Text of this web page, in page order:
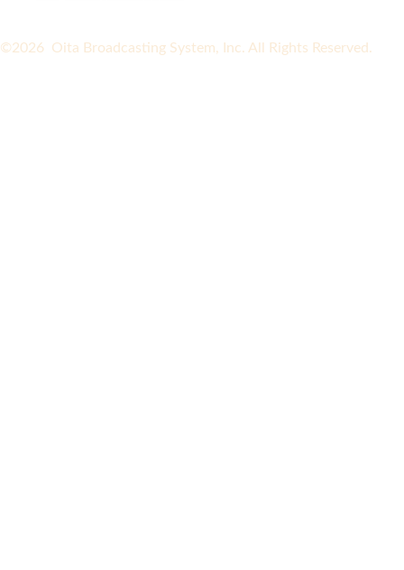
©2026 Oita Broadcasting System, Inc. All Rights Reserved.